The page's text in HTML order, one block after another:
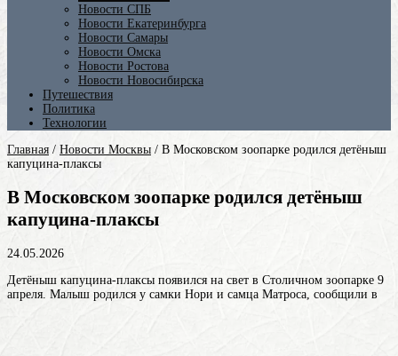
Новости СПБ
Новости Екатеринбурга
Новости Самары
Новости Омска
Новости Ростова
Новости Новосибирска
Путешествия
Политика
Технологии
Главная / Новости Москвы / В Московском зоопарке родился детёныш
капуцина-плаксы
В Московском зоопарке родился детёныш
капуцина-плаксы
24.05.2026
Детёныш капуцина-плаксы появился на свет в Столичном зоопарке 9
апреля. Малыш родился у самки Нори и самца Матроса, сообщили в